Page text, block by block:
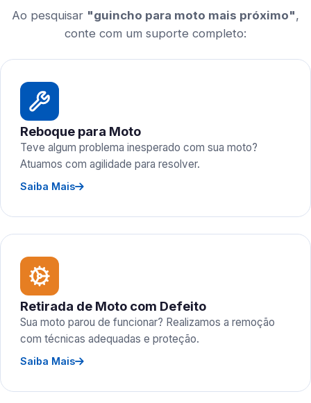
Ao pesquisar "guincho para moto mais próximo",
conte com um suporte completo:
Reboque para Moto
Teve algum problema inesperado com sua moto?
Atuamos com agilidade para resolver.
Saiba Mais
Retirada de Moto com Defeito
Sua moto parou de funcionar? Realizamos a remoção
com técnicas adequadas e proteção.
Saiba Mais